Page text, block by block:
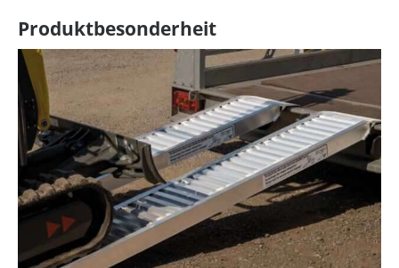
Produktbesonderheit